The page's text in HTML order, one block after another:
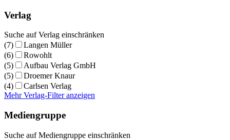
Verlag
Suche auf Verlag einschränken
(7)
Langen Müller
(6)
Rowohlt
(5)
Aufbau Verlag GmbH
(5)
Droemer Knaur
(4)
Carlsen Verlag
Mehr Verlag-Filter anzeigen
Mediengruppe
Suche auf Mediengruppe einschränken